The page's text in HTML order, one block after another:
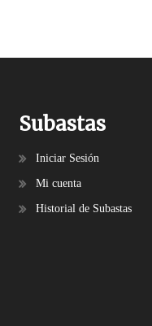
Subastas
Iniciar Sesión
Mi cuenta
Historial de Subastas